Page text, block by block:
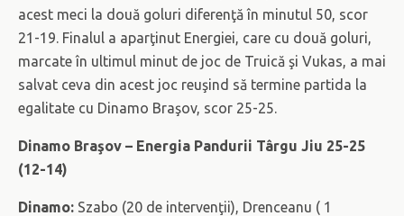
acest meci la două goluri diferenţă în minutul 50, scor
21-19. Finalul a aparţinut Energiei, care cu două goluri,
marcate în ultimul minut de joc de Truică şi Vukas, a mai
salvat ceva din acest joc reuşind să termine partida la
egalitate cu Dinamo Braşov, scor 25-25.
Dinamo Braşov – Energia Pandurii Târgu Jiu 25-25
(12-14)
Dinamo: Szabo (20 de intervenţii), Drenceanu ( 1